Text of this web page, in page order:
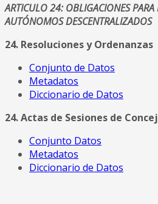
ARTICULO 24: OBLIGACIONES
AUTÓNOMOS DESCENTRALIZADOS
24. Resoluciones y Ordenanzas
Conjunto de Datos
Metadatos
Diccionario de Datos
24. Actas de Sesiones de
Conjunto Datos
Metadatos
Diccionario de Datos